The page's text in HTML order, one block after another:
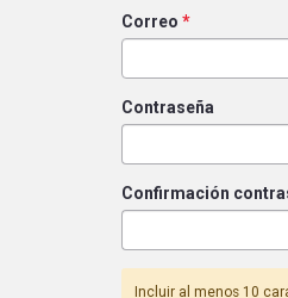
Correo *
Contraseña
Confirmación
Incluir al menos 10